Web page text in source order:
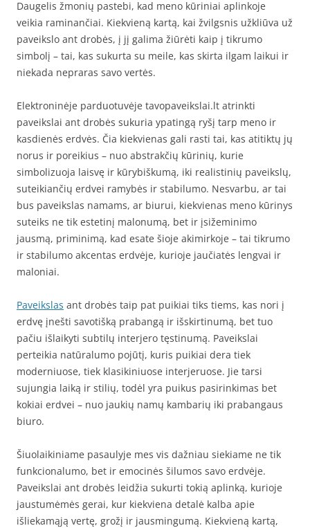
Daugelis žmonių pastebi, kad meno kūriniai aplinkoje
veikia raminančiai. Kiekvieną kartą, kai žvilgsnis užkliūva už
paveikslo ant drobės, į jį galima žiūrėti kaip į tikrumo
simbolį – tai, kas sukurta su meile, kas skirta ilgam laikui ir
niekada nepraras savo vertės.
Elektroninėje parduotuvėje tavopaveikslai.lt atrinkti
paveikslai ant drobės sukuria ypatingą ryšį tarp meno ir
kasdienės erdvės. Čia kiekvienas gali rasti tai, kas atitiktų jų
norus ir poreikius – nuo abstrakčių kūrinių, kurie
simbolizuoja laisvę ir kūrybiškumą, iki realistinių paveikslų,
suteikiančių erdvei ramybės ir stabilumo. Nesvarbu, ar tai
bus paveikslas namams, ar biurui, kiekvienas meno kūrinys
suteiks ne tik estetinį malonumą, bet ir įsižeminimo
jausmą, priminimą, kad esate šioje akimirkoje – tai tikrumo
ir stabilumo akcentas erdvėje, kurioje jaučiatės lengvai ir
maloniai.
Paveikslas ant drobės taip pat puikiai tiks tiems, kas nori į
erdvę įnešti savotišką prabangą ir išskirtinumą, bet tuo
pačiu išlaikyti subtilų interjero tęstinumą. Paveikslai
perteikia natūralumo pojūtį, kuris puikiai dera tiek
moderniuose, tiek klasikiniuose interjeruose. Jie tarsi
sujungia laiką ir stilių, todėl yra puikus pasirinkimas bet
kokiai erdvei – nuo jaukių namų kambarių iki prabangaus
biuro.
Šiuolaikiniame pasaulyje mes vis dažniau siekiame ne tik
funkcionalumo, bet ir emocinės šilumos savo erdvėje.
Paveikslai ant drobės leidžia sukurti tokią aplinką, kurioje
jaustumėmės gerai, kur kiekviena detalė kalba apie
išliekamąją vertę, grožį ir jausmingumą. Kiekvieną kartą,